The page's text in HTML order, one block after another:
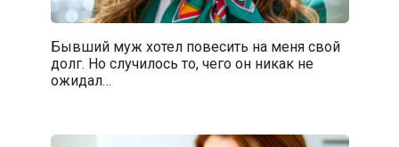
Бывший муж хотел повесить на меня свой
долг. Но случилось то, чего он никак не
ожидал…